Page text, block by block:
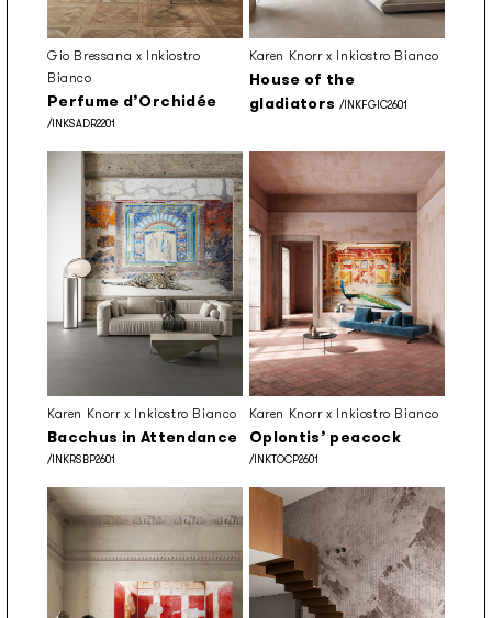
Gio Bressana x Inkiostro
Bianco
Perfume d’Orchidée
/INKSADR2201
Karen Knorr x Inkiostro Bianco
House of the
gladiators /INKFGIC2601
Karen Knorr x Inkiostro Bianco
Bacchus in Attendance
/INKRSBP2601
Karen Knorr x Inkiostro Bianco
Oplontis’ peacock
/INKTOCP2601